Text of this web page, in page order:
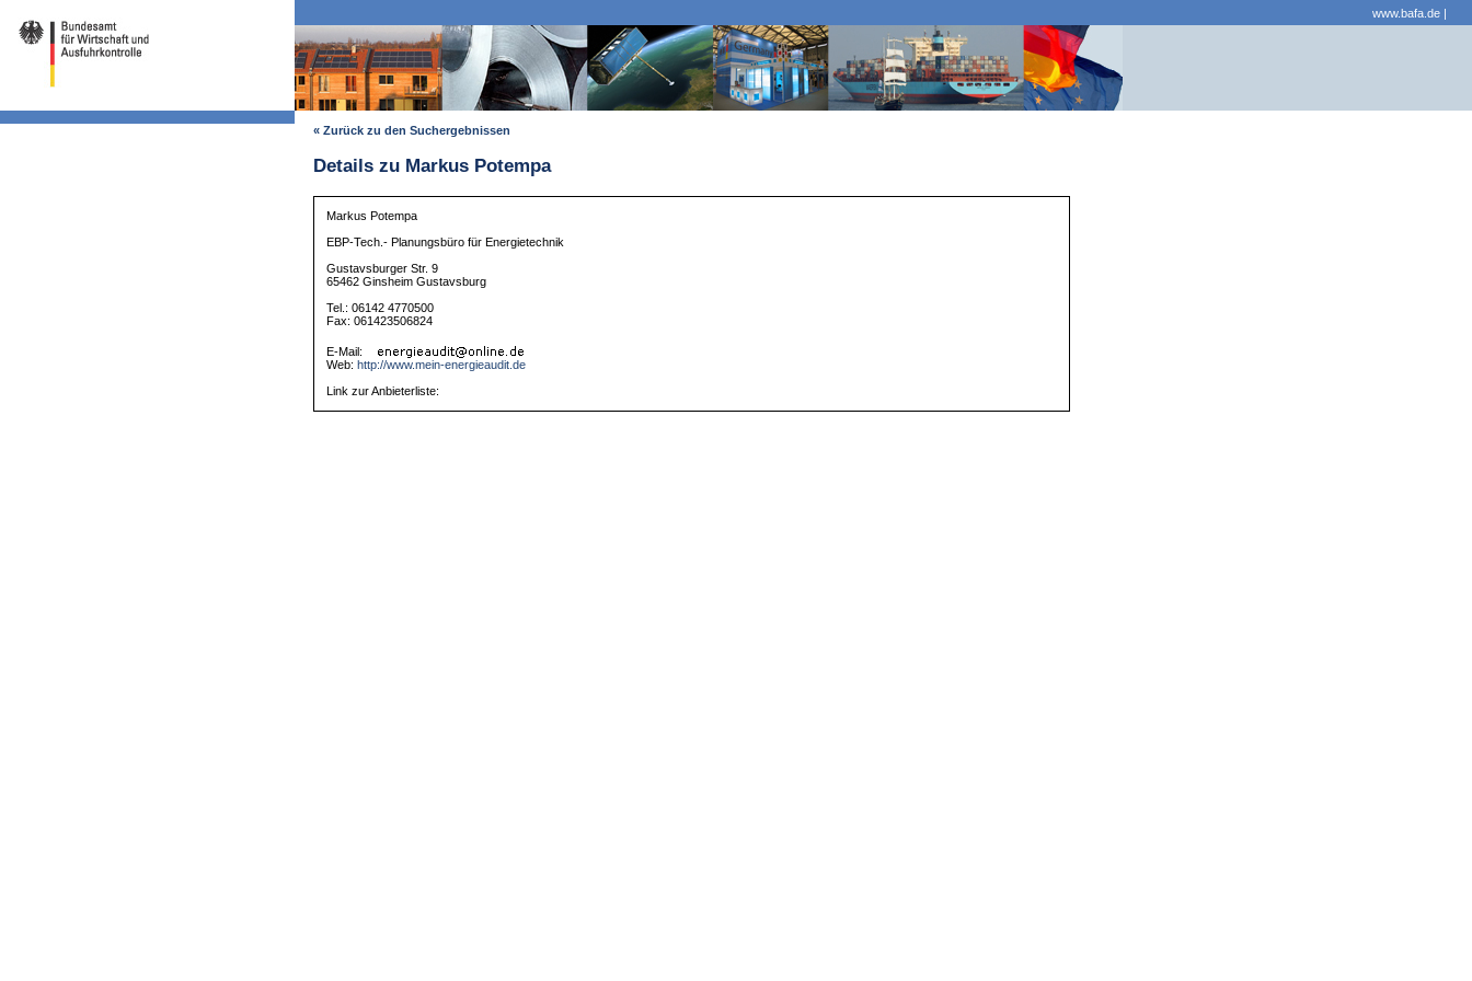
www.bafa.de |
« Zurück zu den Suchergebnissen
Details zu Markus Potempa
Markus Potempa
EBP-Tech.- Planungsbüro für Energietechnik
Gustavsburger Str. 9
65462 Ginsheim Gustavsburg
Tel.: 06142 4770500
Fax: 061423506824
E-Mail:
Web: http://www.mein-energieaudit.de
Link zur Anbieterliste: